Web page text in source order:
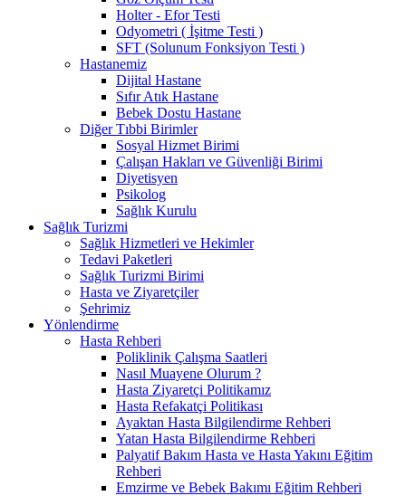
Holter - Efor Testi
Odyometri ( İşitme Testi )
SFT (Solunum Fonksiyon Testi )
Hastanemiz
Dijital Hastane
Sıfır Atık Hastane
Bebek Dostu Hastane
Diğer Tıbbi Birimler
Sosyal Hizmet Birimi
Çalışan Hakları ve Güvenliği Birimi
Diyetisyen
Psikolog
Sağlık Kurulu
Sağlık Turizmi
Sağlık Hizmetleri ve Hekimler
Tedavi Paketleri
Sağlık Turizmi Birimi
Hasta ve Ziyaretçiler
Şehrimiz
Yönlendirme
Hasta Rehberi
Poliklinik Çalışma Saatleri
Nasıl Muayene Olurum ?
Hasta Ziyaretçi Politikamız
Hasta Refakatçi Politikası
Ayaktan Hasta Bilgilendirme Rehberi
Yatan Hasta Bilgilendirme Rehberi
Palyatif Bakım Hasta ve Hasta Yakını Eğitim
Rehberi
Emzirme ve Bebek Bakımı Eğitim Rehberi